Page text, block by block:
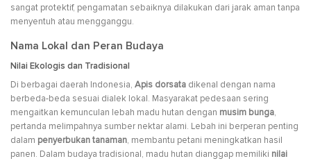
sangat protektif, pengamatan sebaiknya dilakukan dari jarak aman tanpa
menyentuh atau mengganggu.
Nama Lokal dan Peran Budaya
Nilai Ekologis dan Tradisional
Di berbagai daerah Indonesia, Apis dorsata dikenal dengan nama
berbeda-beda sesuai dialek lokal. Masyarakat pedesaan sering
mengaitkan kemunculan lebah madu hutan dengan musim bunga,
pertanda melimpahnya sumber nektar alami. Lebah ini berperan penting
dalam penyerbukan tanaman, membantu petani meningkatkan hasil
panen. Dalam budaya tradisional, madu hutan dianggap memiliki nilai